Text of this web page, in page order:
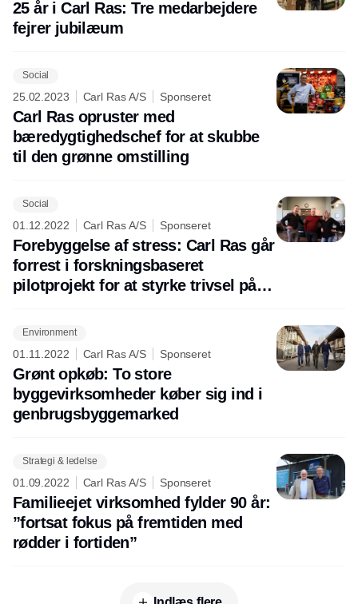
25 år i Carl Ras: Tre medarbejdere
fejrer jubilæum
Social
25.02.2023 Carl Ras A/S Sponseret
Carl Ras opruster med
bæredygtighedschef for at skubbe
til den grønne omstilling
Social
01.12.2022 Carl Ras A/S Sponseret
Forebyggelse af stress: Carl Ras går
forrest i forskningsbaseret
pilotprojekt for at styrke trivsel på
Environment
01.11.2022 Carl Ras A/S Sponseret
Grønt opkøb: To store
byggevirksomheder køber sig ind i
genbrugsbyggemarked
Strategi & ledelse
01.09.2022 Carl Ras A/S Sponseret
Familieejet virksomhed fylder 90 år:
”fortsat fokus på fremtiden med
rødder i fortiden”